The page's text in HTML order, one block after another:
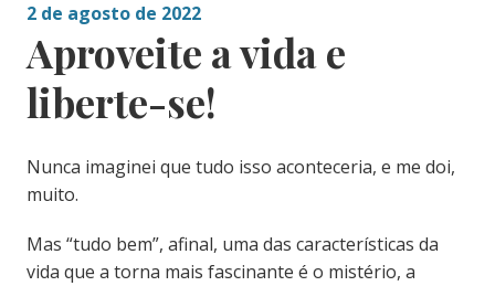
2 de agosto de 2022
Aproveite a vida e
liberte-se!
Nunca imaginei que tudo isso aconteceria, e me doi,
muito.
Mas “tudo bem”, afinal, uma das características da
vida que a torna mais fascinante é o mistério, a